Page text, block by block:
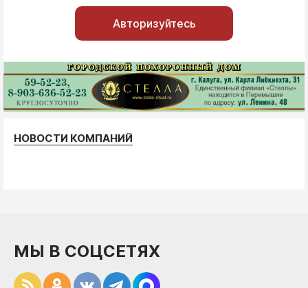
Авторизуйтесь
НОВОСТИ КОМПАНИЙ
МЫ В СОЦСЕТЯХ